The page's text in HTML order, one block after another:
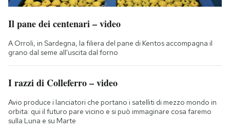
Il pane dei centenari – video
A Orroli, in Sardegna, la filiera del pane di Kentos accompagna il
grano dal seme all'uscita dal forno
I razzi di Colleferro – video
Avio produce i lanciatori che portano i satelliti di mezzo mondo in
orbita: qui il futuro pare vicino e si può immaginare cosa faremo
sulla Luna e su Marte